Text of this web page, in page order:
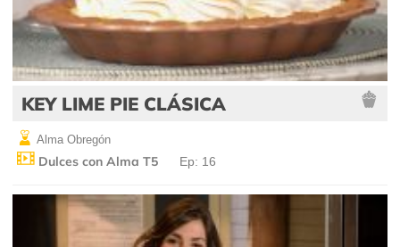
KEY LIME PIE CLÁSICA
Alma Obregón
Dulces con Alma T5 Ep: 16